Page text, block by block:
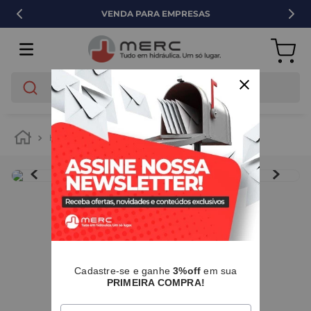
VENDA PARA EMPRESAS
O que você está buscando?
hidráulica tubos e conexões pvc
IMAGENS MERAMENTE ILUSTRATIVAS
Cadastre-se e ganhe3%off em sua
PRIMEIRA COMPRA!